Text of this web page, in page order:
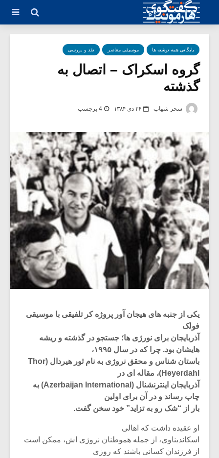
بایگانی همه نوشته ها موسیقی معاصر نقد و بررسی
گروه اسکراک – اتصال به
گذشته
سحر شهاب ۲۶ دی ۱۳۸۴ 4 برچسب -
یکی از جنبه های هیجان آور پروژه کر تلفیقی با موسیقی
فولک
آذربایجان برای نورژی ها؛ جستجو در گذشته و ریشه
هایشان بود. چرا که در سال ۱۹۹۵،
باستان شناس و محقق نروژی به نام ثور هیردال (Thor
Heyerdahl)، مقاله ای در
آذربایجان اینترنشنال (Azerbaijan International) به
چاپ رساند و در آن برای اولین
بار از “شک رو به تزاید” خود سخن گفت.
او عقیده داشت که اهالی
اسکاندیناوی، از جمله هموطنان نروژی اش، ممکن است
از فرزندان کسانی باشند که روزی